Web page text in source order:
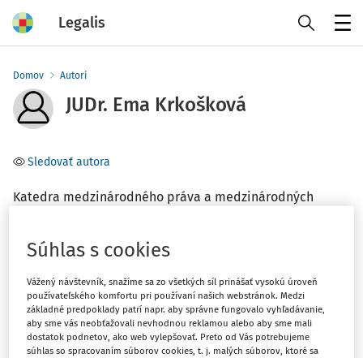
Legalis
Domov Autori
JUDr. Ema Krkošková
Sledovať autora
Katedra medzinárodného práva a medzinárodných
Téma
Občianske právo(1)
Medzinárodné právo(1)
Súhlas s cookies
Vážený návštevník, snažíme sa zo všetkých síl prinášať vysokú úroveň
používateľského komfortu pri používaní našich webstránok. Medzi
základné predpoklady patrí napr. aby správne fungovalo vyhľadávanie,
aby sme vás neobťažovali nevhodnou reklamou alebo aby sme mali
dostatok podnetov, ako web vylepšovať. Preto od Vás potrebujeme
súhlas so spracovaním súborov cookies, t. j. malých súborov, ktoré sa